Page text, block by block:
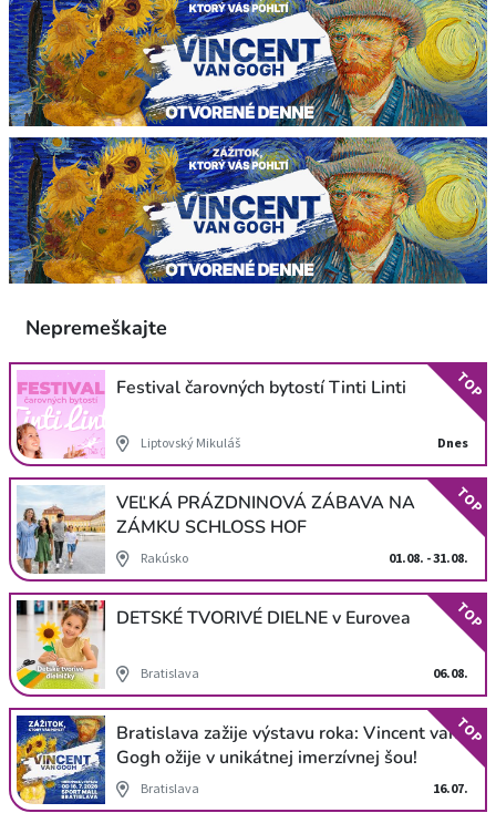
Nepremeškajte
Festival čarovných bytostí Tinti Linti
Liptovský Mikuláš Dnes
TOP
VEĽKÁ PRÁZDNINOVÁ ZÁBAVA NA
ZÁMKU SCHLOSS HOF
Rakúsko 01.08. - 31.08.
TOP
DETSKÉ TVORIVÉ DIELNE v Eurovea
Bratislava 06.08.
TOP
Bratislava zažije výstavu roka: Vincent van
Gogh ožije v unikátnej imerzívnej šou!
Bratislava 16.07.
TOP